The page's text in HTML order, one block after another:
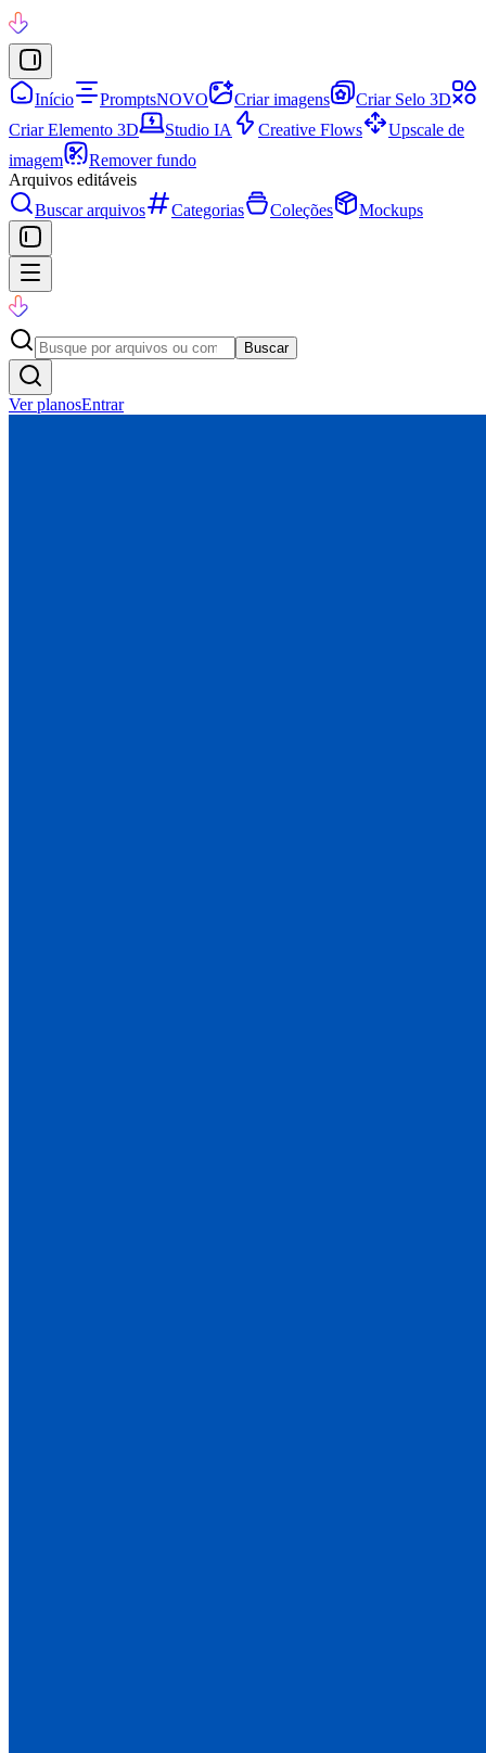
Início PromptsNOVO Criar imagens
Criar Selo 3D
Criar Elemento 3D
Studio IA Creative Flows
Upscale de
imagem
Remover fundo
Arquivos editáveis
Buscar arquivos
Categorias Coleções Mockups
Buscar
Ver planosEntrar